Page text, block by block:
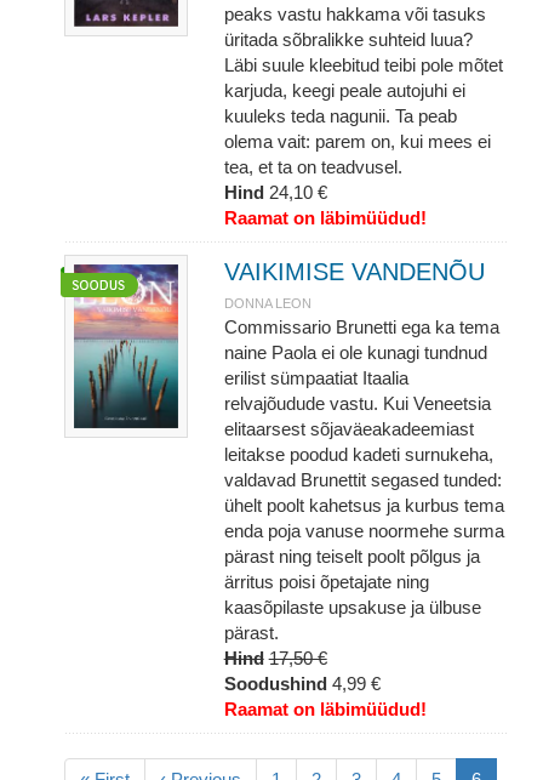
peaks vastu hakkama või tasuks
üritada sõbralikke suhteid luua?
Läbi suule kleebitud teibi pole mõtet
karjuda, keegi peale autojuhi ei
kuuleks teda nagunii. Ta peab
olema vait: parem on, kui mees ei
tea, et ta on teadvusel.
Hind 24,10 €
Raamat on läbimüüdud!
VAIKIMISE VANDENÕU
DONNA LEON
Commissario Brunetti ega ka tema
naine Paola ei ole kunagi tundnud
erilist sümpaatiat Itaalia
relvajõudude vastu. Kui Veneetsia
elitaarsest sõjaväeakadeemiast
leitakse poodud kadeti surnukeha,
valdavad Brunettit segased tunded:
ühelt poolt kahetsus ja kurbus tema
enda poja vanuse noormehe surma
pärast ning teiselt poolt põlgus ja
ärritus poisi õpetajate ning
kaasõpilaste upsakuse ja ülbuse
pärast.
Hind 17,50 €
Soodushind 4,99 €
Raamat on läbimüüdud!
Pagination